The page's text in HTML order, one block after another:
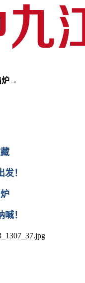
炉→
！
！